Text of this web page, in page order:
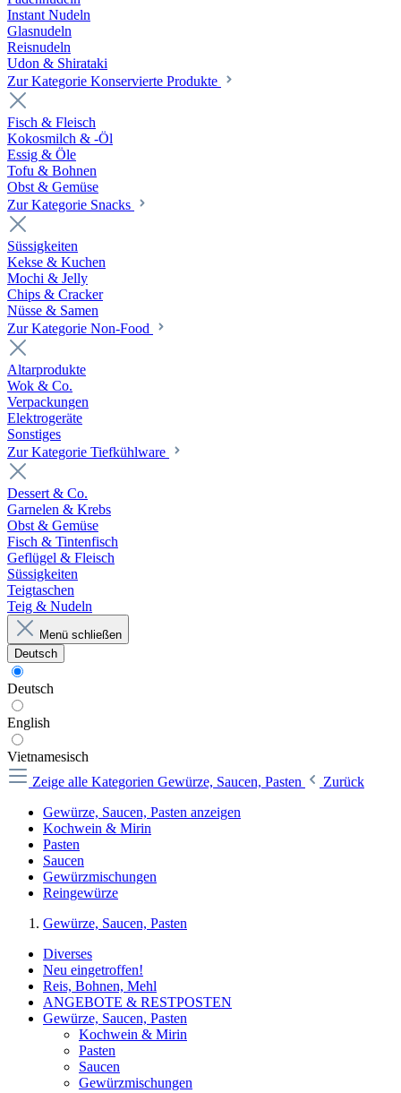
Instant Nudeln
Glasnudeln
Reisnudeln
Udon & Shirataki
Zur Kategorie Konservierte Produkte
Fisch & Fleisch
Kokosmilch & -Öl
Essig & Öle
Tofu & Bohnen
Obst & Gemüse
Zur Kategorie Snacks
Süssigkeiten
Kekse & Kuchen
Mochi & Jelly
Chips & Cracker
Nüsse & Samen
Zur Kategorie Non-Food
Altarprodukte
Wok & Co.
Verpackungen
Elektrogeräte
Sonstiges
Zur Kategorie Tiefkühlware
Dessert & Co.
Garnelen & Krebs
Obst & Gemüse
Fisch & Tintenfisch
Geflügel & Fleisch
Süssigkeiten
Teigtaschen
Teig & Nudeln
Menü schließen
Deutsch
Deutsch
English
Vietnamesisch
Zeige alle Kategorien Gewürze, Saucen, Pasten
Zurück
Gewürze, Saucen, Pasten anzeigen
Kochwein & Mirin
Pasten
Saucen
Gewürzmischungen
Reingewürze
Gewürze, Saucen, Pasten
Diverses
Neu eingetroffen!
Reis, Bohnen, Mehl
ANGEBOTE & RESTPOSTEN
Gewürze, Saucen, Pasten
Kochwein & Mirin
Pasten
Saucen
Gewürzmischungen